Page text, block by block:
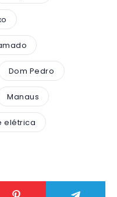
Dom Pedro
Manaus
elétrica